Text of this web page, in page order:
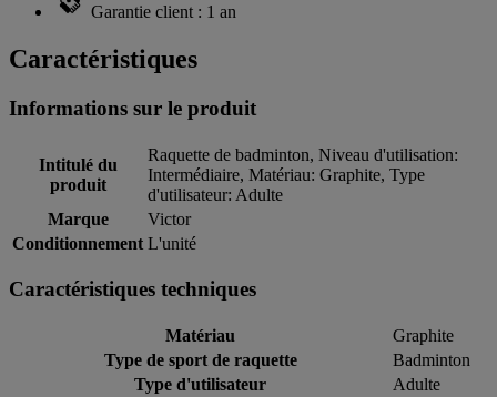
Garantie client : 1 an
Caractéristiques
Informations sur le produit
Intitulé du
produit
Raquette de badminton, Niveau d'utilisation:
Intermédiaire, Matériau: Graphite, Type
d'utilisateur: Adulte
Marque
Victor
Conditionnement L'unité
Caractéristiques techniques
Matériau
Graphite
Type de sport de raquette
Badminton
Type d'utilisateur
Adulte